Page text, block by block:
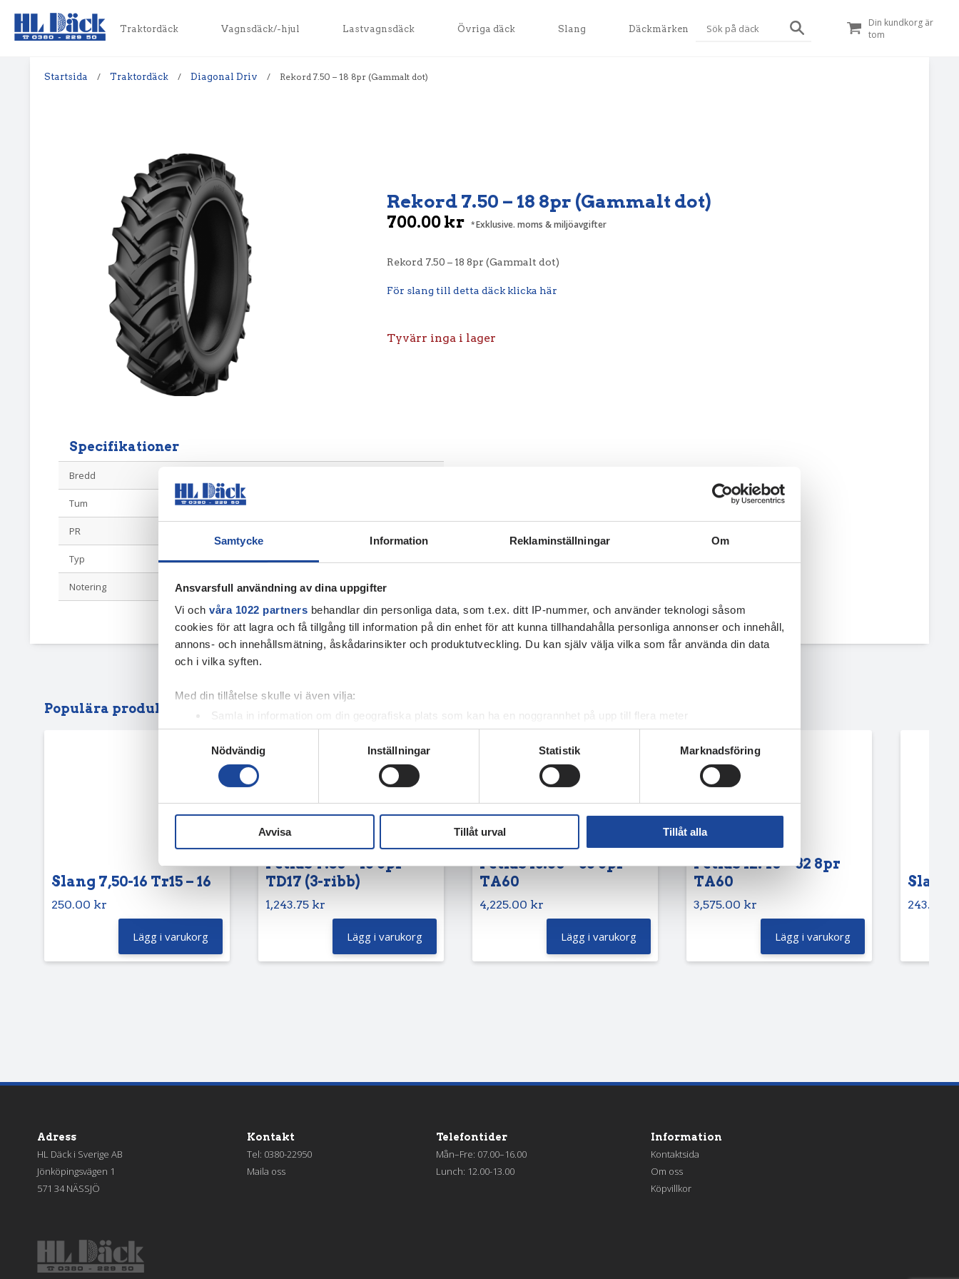
Samtycke Information Reklaminställningar Om
Ansvarsfull användning av dina uppgifter
Vi och våra 1022 partners behandlar din personliga data, som t.ex. ditt IP-nummer, och använder teknologi såsom
cookies för att lagra och få tillgång till information på din enhet för att kunna tillhandahålla personliga annonser och innehåll,
annons- och innehållsmätning, åskådarinsikter och produktutveckling. Du kan själv välja vilka som får använda din data
och i vilka syften.
Med din tillåtelse skulle vi även vilja:
Samla in information om din geografiska plats som kan ha en noggrannhet på upp till flera meter
Identifiera din enhet genom att aktivt skanna den för specifika kännetecken (fingeravtryck)
Ta reda på mer om hur dina personliga uppgifter behandlas och ställ in dina preferenser i
detaljsektionen. Du kan ändra
eller dra tillbaka ditt samtycke när som helst från cookie-förklaringen.
Vi använder enhetsidentifierare för att anpassa innehållet och annonserna till användarna, tillhandahålla funktioner för
till de sociala medier och annons- och analysföretag som vi samarbetar med. Dessa kan i sin tur kombinera informationen
Nödvändig
Inställningar Statistik Marknadsföring
Avvisa Tillåt urval Tillåt alla
Traktordäck Vagnsdäck/-hjul Lastvagnsdäck Övriga däck Slang Däckmärken
Din kundkorg är
tom
Startsida / Traktordäck / Diagonal Driv / Rekord 7.50 – 18 8pr (Gammalt dot)
Rekord 7.50 – 18 8pr (Gammalt dot)
700.00kr Exklusive. moms & miljöavgifter
Rekord 7.50 – 18 8pr (Gammalt dot)
För slang till detta däck klicka här
Tyvärr inga i lager
Specifikationer
Bredd
Tum
PR
Typ Diagonal Driv
Notering Gammalt dot
Populära produkter
Slang 7,50-16 Tr15 – 16
250.00 kr
Lägg i varukorg
Petlas 7.50 – 16 8pr
TD17 (3-ribb)
1,243.75 kr
Lägg i varukorg
Petlas 13.60 – 36 8pr
TA60
4,225.00 kr
Lägg i varukorg
Petlas 12.40 – 32 8pr
TA60
3,575.00 kr
Lägg i varukorg
Slang
243.75
Adress
HL Däck i Sverige AB
Jönköpingsvägen 1
571 34 NÄSSJÖ
Kontakt
Tel: 0380-22950
Maila oss
Telefontider
Mån–Fre: 07.00–16.00
Lunch: 12.00-13.00
Information
Kontaktsida
Om oss
Köpvillkor